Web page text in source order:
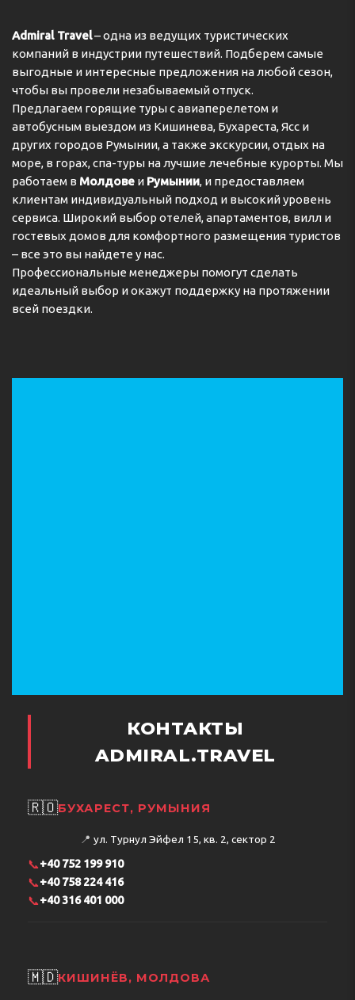
Admiral Travel– одна из ведущих туристических
компаний в индустрии путешествий. Подберем самые
выгодные и интересные предложения на любой сезон,
чтобы вы провели незабываемый отпуск.
Предлагаем горящие туры с авиаперелетом и
автобусным выездом из Кишинева, Бухареста, Ясс и
других городов Румынии, а также экскурсии, отдых на
море, в горах, спа-туры на лучшие лечебные курорты. Мы
работаем в Молдове и Румынии, и предоставляем
клиентам индивидуальный подход и высокий уровень
сервиса. Широкий выбор отелей, апартаментов, вилл и
гостевых домов для комфортного размещения туристов
– все это вы найдете у нас.
Профессиональные менеджеры помогут сделать
идеальный выбор и окажут поддержку на протяжении
всей поездки.
КОНТАКТЫ
ADMIRAL.TRAVEL
🇷🇴БУХАРЕСТ, РУМЫНИЯ
📍 ул. Турнул Эйфел 15, кв. 2, сектор 2
📞+40 752 199 910
📞+40 758 224 416
📞+40 316 401 000
🇲🇩КИШИНЁВ, МОЛДОВА